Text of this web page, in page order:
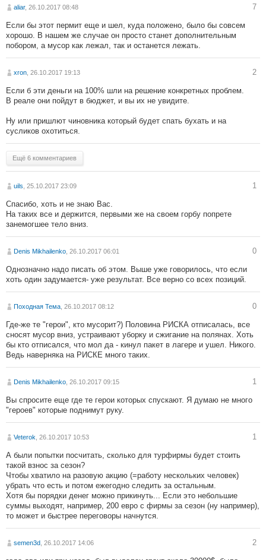
aliar, 26.10.2017 08:48 7
Если бы этот пермит еще и шел, куда положено, было бы совсем
хорошо. В нашем же случае он просто станет дополнительным
побором, а мусор как лежал, так и останется лежать.
xron , 26.10.2017 19:13 2
Если б эти деньги на 100% шли на решение конкретных проблем.
В реале они пойдут в бюджет, и вы их не увидите.
Ну или пришлют чиновника который будет спать бухать и на
сусликов охотиться.
Ещё 6 комментариев
uils , 25.10.2017 23:09 1
Спасибо, хоть и не знаю Вас.
На таких все и держится, первыми же на своем горбу попрете
занемогшее тело вниз.
Denis Mikhailenko , 26.10.2017 06:01 0
Однозначно надо писать об этом. Выше уже говорилось, что если
хоть один задумается- уже результат. Все верно со всех позиций.
Походная Тема , 26.10.2017 08:12 0
Где-же те "герои", кто мусорит?) Половина РИСКА отписалась, все
сносят мусор вниз, устраивают уборку и сжигание на полянах. Хоть
бы кто отписался, что мол да - кинул пакет в лагере и ушел. Никого.
Ведь наверняка на РИСКЕ много таких.
Denis Mikhailenko , 26.10.2017 09:15 1
Вы спросите еще где те герои которых спускают. Я думаю не много
"героев" которые поднимут руку.
Veterok , 26.10.2017 10:53 1
А были попытки посчитать, сколько для турфирмы будет стоить
такой взнос за сезон?
Чтобы хватило на разовую акцию (=работу нескольких человек)
убрать что есть и потом ежегодно следить за остальным.
Хотя бы порядки денег можно прикинуть... Если это небольшие
суммы выходят, например, 200 евро с фирмы за сезон (ну например),
то может и быстрее переговоры начнутся.
semen3d , 26.10.2017 14:06 2